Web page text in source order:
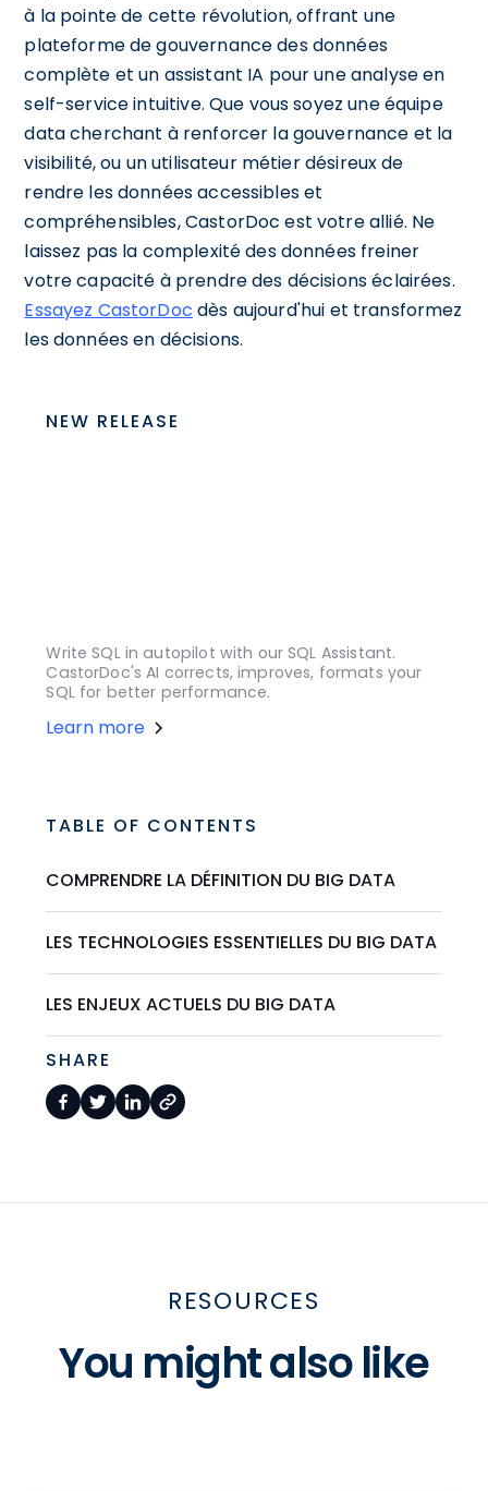
à la pointe de cette révolution, offrant une
plateforme de gouvernance des données
complète et un assistant IA pour une analyse en
self-service intuitive. Que vous soyez une équipe
data cherchant à renforcer la gouvernance et la
visibilité, ou un utilisateur métier désireux de
rendre les données accessibles et
compréhensibles, CastorDoc est votre allié. Ne
laissez pas la complexité des données freiner
votre capacité à prendre des décisions éclairées.
Essayez CastorDoc dès aujourd'hui et transformez
les données en décisions.
NEW RELEASE
Write SQL in autopilot with our SQL Assistant.
CastorDoc's AI corrects, improves, formats your
SQL for better performance.
Learn more
TABLE OF CONTENTS
COMPRENDRE LA DÉFINITION DU BIG DATA
LES TECHNOLOGIES ESSENTIELLES DU BIG DATA
LES ENJEUX ACTUELS DU BIG DATA
SHARE
RESOURCES
You might also like